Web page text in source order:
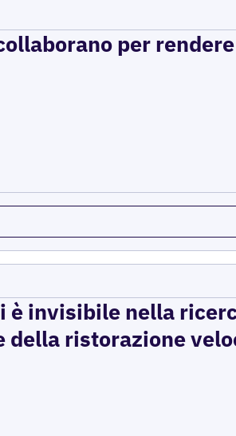
per
è invisibile nella
della ristorazione